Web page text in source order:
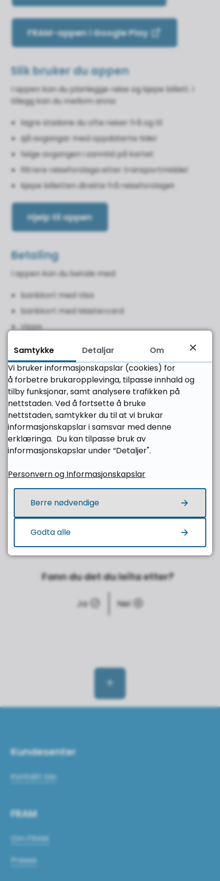
FRAM-appen i Google Play
Slik bruker du appen
I appen kan du planlegge reise og kjøpe billett. I
tillegg kan du mellom anna:
lagre stadane du ofte reiser frå og til
sjå avgangar med oppdaterte tider
følge avgangen i sanntid på kartet
filtrere reiseforslaga etter transportmiddel
kjøpe billetten direkte frå reiseforslaget
Hjelp til appen
Betaling
I appen kan du betale med:
bankkort med Visa
bankkort med Mastercard
Vipps
Har du tilbakemeldingar?
Vi jobbar hele tida med å utvikle og forbetre
appen. Har du tilbakemeldingar, kan du sende inn
gjennom å bruke kontaktskjemaet
Relatert informasjon
Personvern og vilkår
iPhone-telefon
Tilgjengelegheitserklæring for appen på
Android-telefon
Fann du det du leita etter?
Ja Nei
Til toppen
Kundesenter
Kontakt oss
FRAM
Om FRAM
Presse
Samtykke Detaljar
Om
Vi bruker informasjonskapslar (cookies) for
å forbetre brukaropplevinga, tilpasse innhald og
tilby funksjonar, samt analysere trafikken på
nettstaden. Ved å fortsette å bruke
nettstaden, samtykker du til at vi brukar
informasjonskapslar i samsvar med denne
erklæringa. Du kan tilpasse bruk av
informasjonskapslar under “Detaljer".
Personvern og Informasjonskapslar
Berre nødvendige
Godta alle